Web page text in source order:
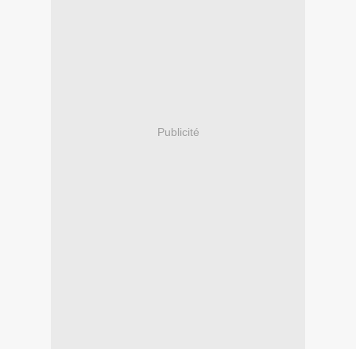
Publicité